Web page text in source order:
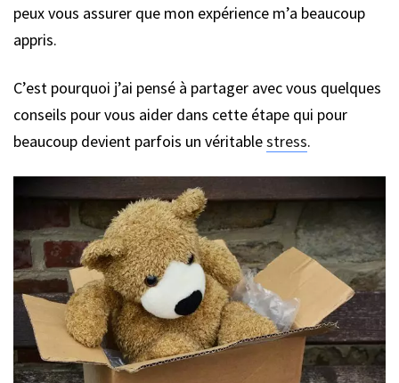
peux vous assurer que mon expérience m’a beaucoup
appris.
C’est pourquoi j’ai pensé à partager avec vous quelques
conseils pour vous aider dans cette étape qui pour
beaucoup devient parfois un véritablestress.